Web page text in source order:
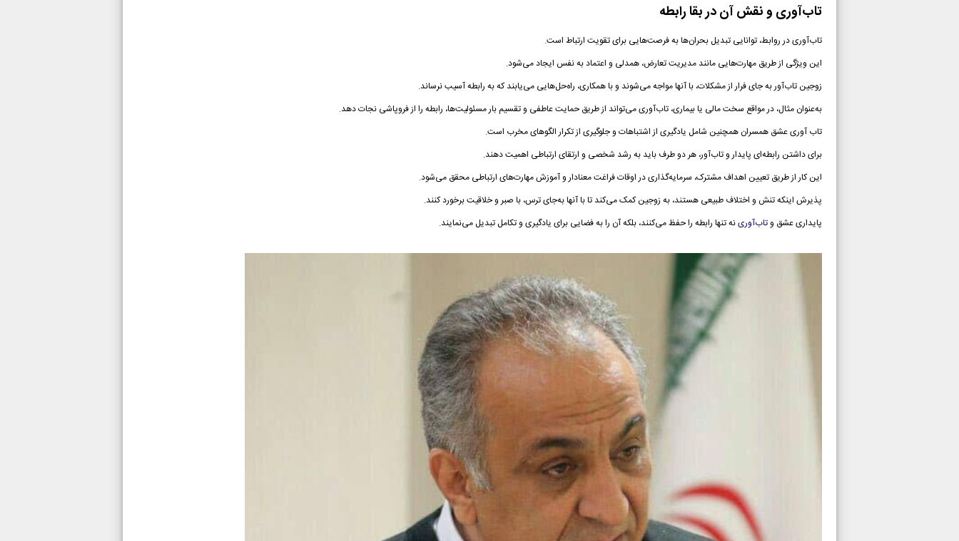
تاب‌آوری و نقش آن در بقا رابطه
تاب‌آوری در روابط، توانایی تبدیل بحران‌ها به فرصت‌هایی برای تقویت ارتباط است.
این ویژگی از طریق مهارت‌هایی مانند مدیریت تعارض، همدلی و اعتماد به نفس ایجاد می‌شود.
زوجین تاب‌آور به جای فرار از مشکلات، با آنها مواجه می‌شوند و با همکاری، راه‌حل‌هایی می‌یابند که به رابطه آسیب نرساند.
به‌عنوان مثال، در مواقع سخت مالی یا بیماری، تاب‌آوری می‌تواند از طریق حمایت عاطفی و تقسیم بار مسئولیت‌ها، رابطه را از فروپاشی نجات دهد.
تاب آوری عشق همسران همچنین شامل یادگیری از اشتباهات و جلوگیری از تکرار الگوهای مخرب است.
برای داشتن رابطه‌ای پایدار و تاب‌آور، هر دو طرف باید به رشد شخصی و ارتقای ارتباطی اهمیت دهند.
این کار از طریق تعیین اهداف مشترک، سرمایه‌گذاری در اوقات فراغت معنادار و آموزش مهارت‌های ارتباطی محقق می‌شود.
پذیرش اینکه تنش و اختلاف طبیعی هستند، به زوجین کمک می‌کند تا با آنها به‌جای ترس، با صبر و خلاقیت برخورد کنند.
پایداری عشق وتاب‌آورینه تنها رابطه را حفظ می‌کنند، بلکه آن را به فضایی برای یادگیری و تکامل تبدیل می‌نمایند.